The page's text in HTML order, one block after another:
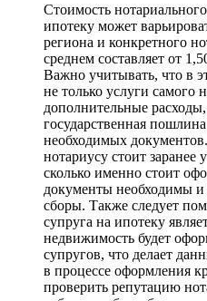
Стоимость
ипотеку может
региона и конкретного
среднем составляет от
Важно учитывать, что в
не только услуги самого
дополнительные
государственная
необходимых
нотариусу стоит заранее
сколько именно стоит
документы необходимы и
сборы. Также следует
супруга на ипотеку
недвижимость будет
супругов, что делает
в процессе оформления
проверить репутацию